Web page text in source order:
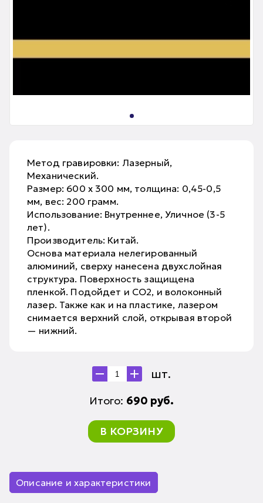
Метод гравировки: Лазерный,
Механический.
Размер: 600 х 300 мм, толщина: 0,45-0,5
мм, вес: 200 грамм.
Использование: Внутреннее, Уличное (3-5
лет).
Производитель: Китай.
Основа материала нелегированный
алюминий, сверху нанесена двухслойная
структура. Поверхность защищена
пленкой. Подойдет и CO2, и волоконный
лазер. Также как и на пластике, лазером
снимается верхний слой, открывая второй
— нижний.
шт.
Итого: 690 руб.
В КОРЗИНУ
Описание и характеристики